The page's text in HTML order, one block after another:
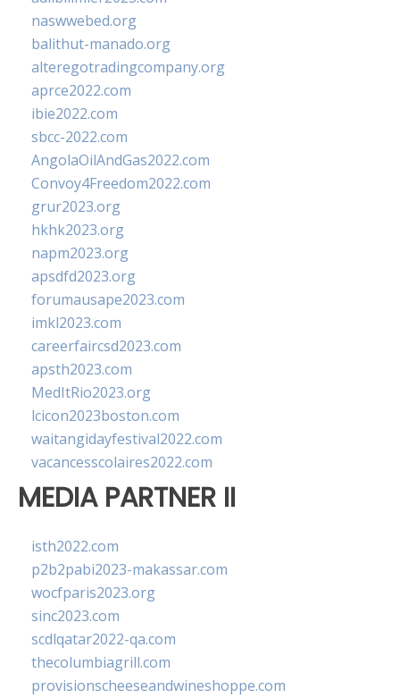
naswwebed.org
balithut-manado.org
alteregotradingcompany.org
aprce2022.com
ibie2022.com
sbcc-2022.com
AngolaOilAndGas2022.com
Convoy4Freedom2022.com
grur2023.org
hkhk2023.org
napm2023.org
apsdfd2023.org
forumausape2023.com
imkl2023.com
careerfaircsd2023.com
apsth2023.com
MedItRio2023.org
lcicon2023boston.com
waitangidayfestival2022.com
vacancesscolaires2022.com
MEDIA PARTNER II
isth2022.com
p2b2pabi2023-makassar.com
wocfparis2023.org
sinc2023.com
scdlqatar2022-qa.com
thecolumbiagrill.com
provisionscheeseandwineshoppe.com